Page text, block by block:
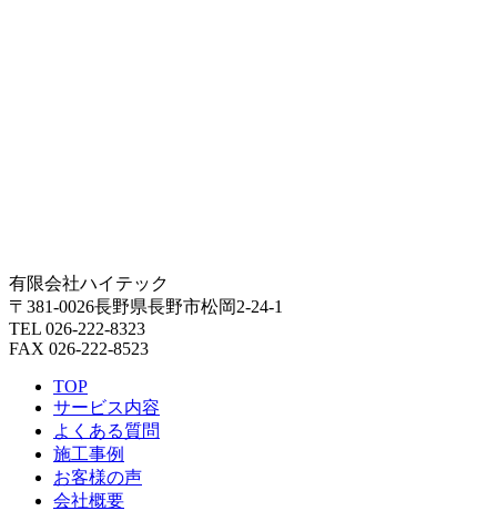
有限会社ハイテック
〒381-0026長野県長野市松岡2-24-1
TEL 026-222-8323
FAX 026-222-8523
TOP
サービス内容
よくある質問
施工事例
お客様の声
会社概要